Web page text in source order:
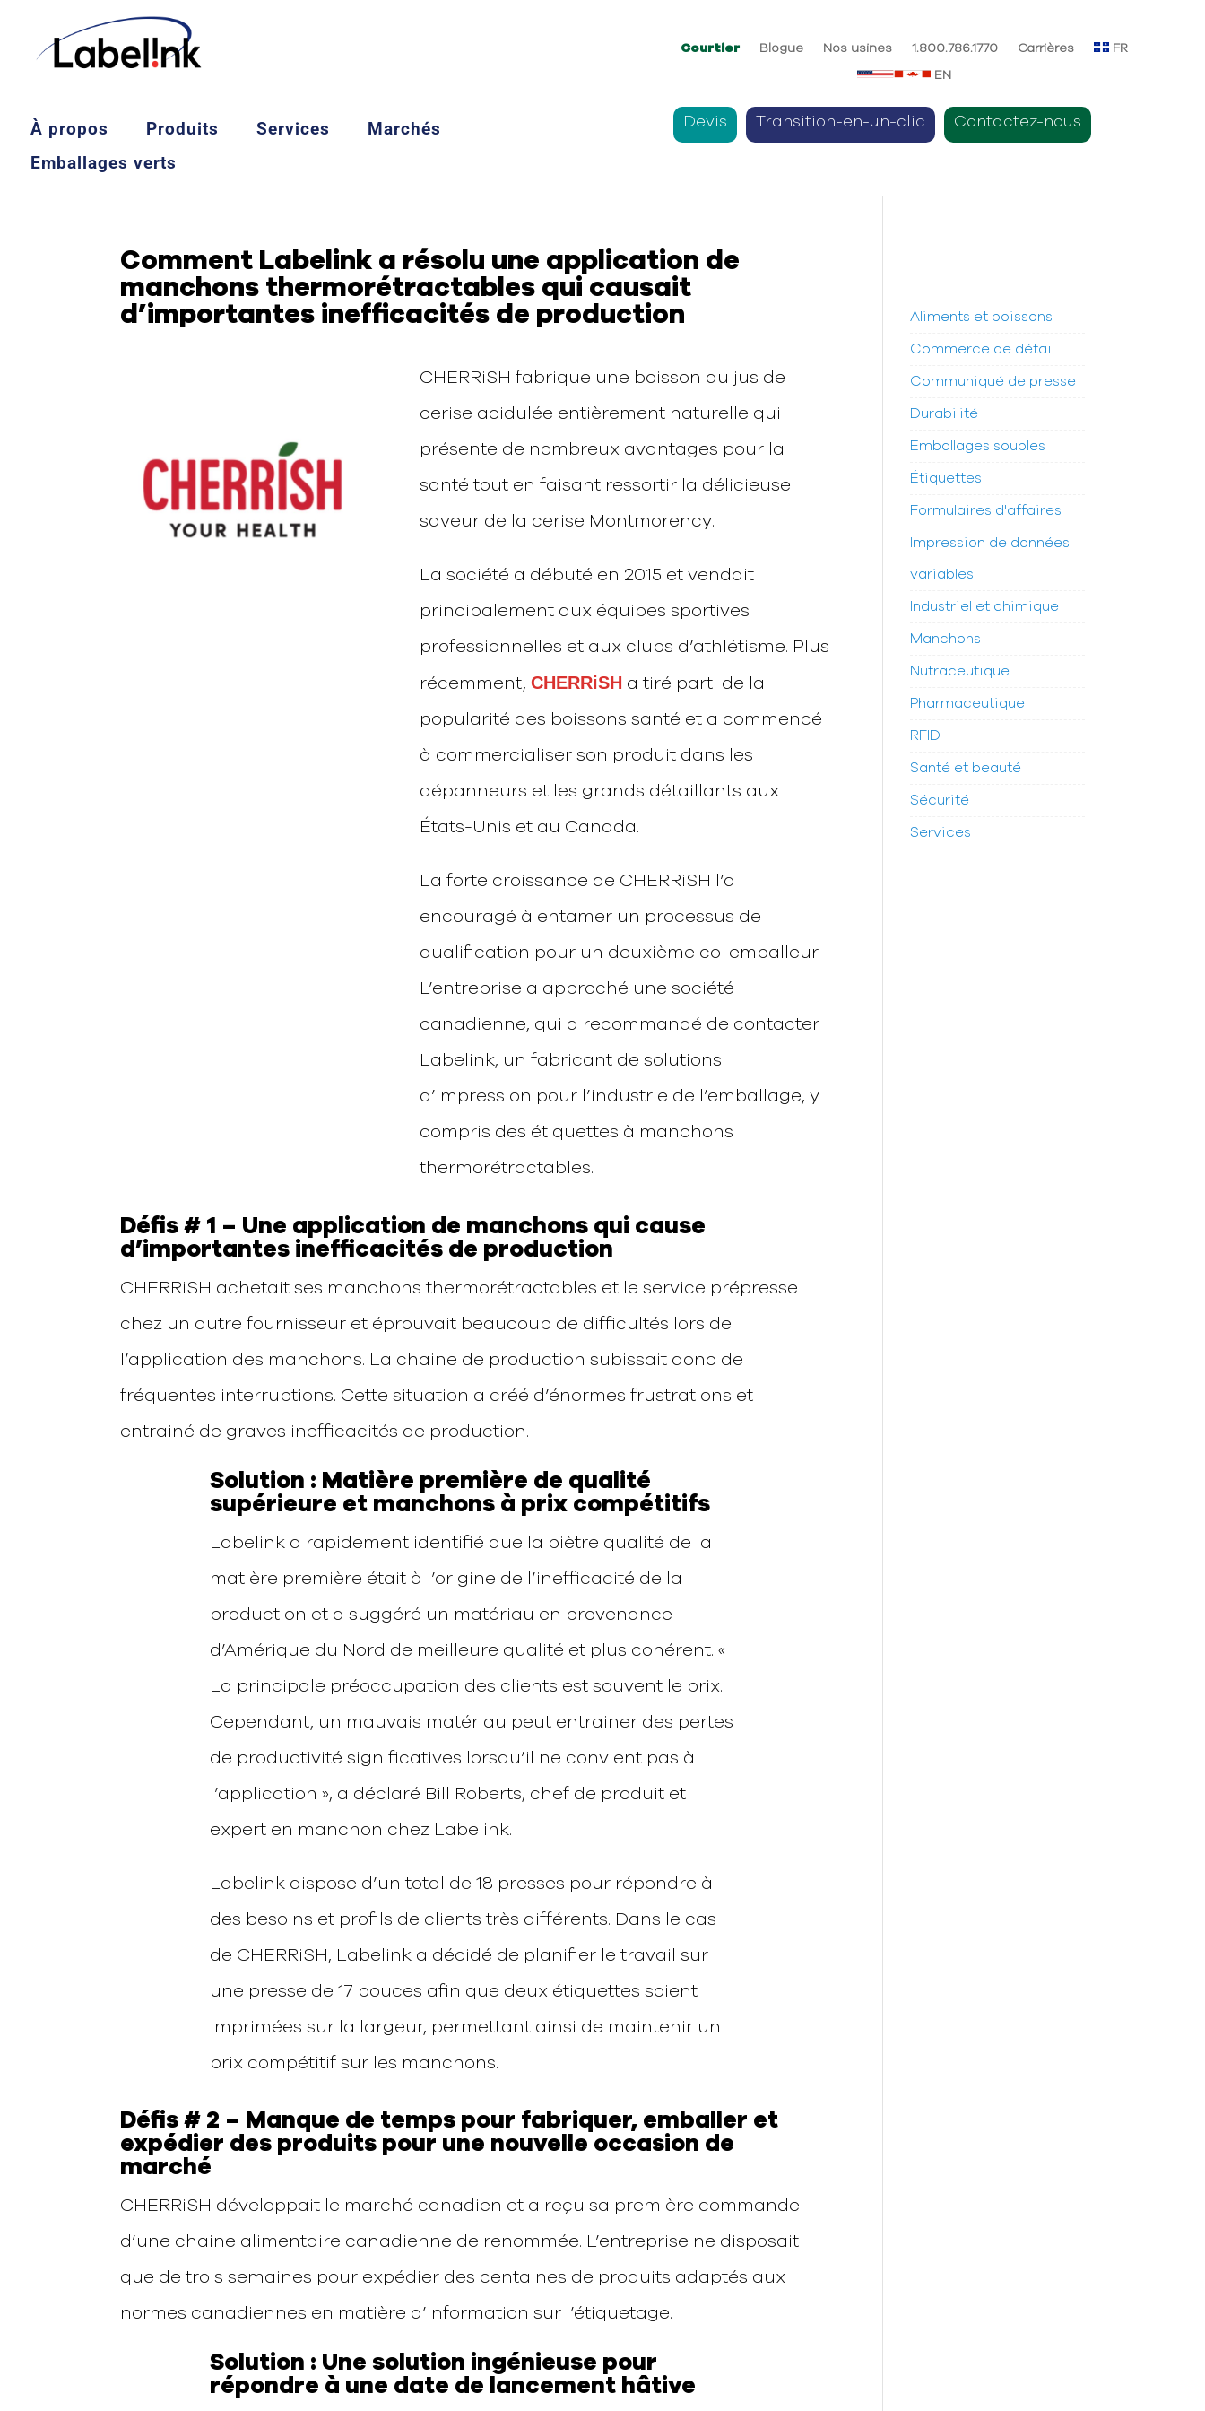
Courtier Blogue Nos usines 1.800.786.1770 Carrières FR
EN
À propos Produits Services
Marchés
Emballages verts
Devis Transition-en-un-clic Contactez-nous
Comment Labelink a résolu une application de
manchons thermorétractables qui causait
d’importantes inefficacités de production
CHERRiSH fabrique une boisson au jus de
cerise acidulée entièrement naturelle qui
présente de nombreux avantages pour la
santé tout en faisant ressortir la délicieuse
saveur de la cerise Montmorency.
La société a débuté en 2015 et vendait
principalement aux équipes sportives
professionnelles et aux clubs d’athlétisme. Plus
récemment,CHERRiSH a tiré parti de la
popularité des boissons santé et a commencé
à commercialiser son produit dans les
dépanneurs et les grands détaillants aux
États-Unis et au Canada.
La forte croissance de CHERRiSH l’a
encouragé à entamer un processus de
qualification pour un deuxième co-emballeur.
L’entreprise a approché une société
canadienne, qui a recommandé de contacter
Labelink, un fabricant de solutions
d’impression pour l’industrie de l’emballage, y
compris des étiquettes à manchons
thermorétractables.
Défis # 1 – Une application de manchons qui cause
d’importantes inefficacités de production
CHERRiSH achetait ses manchons thermorétractables et le service prépresse
chez un autre fournisseur et éprouvait beaucoup de difficultés lors de
l’application des manchons. La chaine de production subissait donc de
fréquentes interruptions. Cette situation a créé d’énormes frustrations et
entrainé de graves inefficacités de production.
Solution : Matière première de qualité
supérieure et manchons à prix compétitifs
Labelink a rapidement identifié que la piètre qualité de la
matière première était à l’origine de l’inefficacité de la
production et a suggéré un matériau en provenance
d’Amérique du Nord de meilleure qualité et plus cohérent. «
La principale préoccupation des clients est souvent le prix.
Cependant, un mauvais matériau peut entrainer des pertes
de productivité significatives lorsqu’il ne convient pas à
l’application », a déclaré Bill Roberts, chef de produit et
expert en manchon chez Labelink.
Labelink dispose d’un total de 18 presses pour répondre à
des besoins et profils de clients très différents. Dans le cas
de CHERRiSH, Labelink a décidé de planifier le travail sur
une presse de 17 pouces afin que deux étiquettes soient
imprimées sur la largeur, permettant ainsi de maintenir un
prix compétitif sur les manchons.
Défis # 2 – Manque de temps pour fabriquer, emballer et
expédier des produits pour une nouvelle occasion de
marché
CHERRiSH développait le marché canadien et a reçu sa première commande
d’une chaine alimentaire canadienne de renommée. L’entreprise ne disposait
que de trois semaines pour expédier des centaines de produits adaptés aux
normes canadiennes en matière d’information sur l’étiquetage.
Solution : Une solution ingénieuse pour
répondre à une date de lancement hâtive
Aliments et boissons
Commerce de détail
Communiqué de presse
Durabilité
Emballages souples
Étiquettes
Formulaires d'affaires
Impression de données
variables
Industriel et chimique
Manchons
Nutraceutique
Pharmaceutique
RFID
Santé et beauté
Sécurité
Services